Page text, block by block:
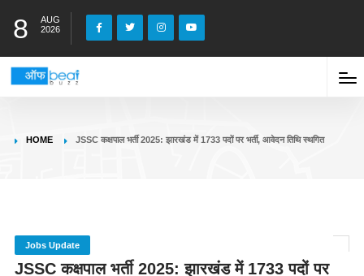
8
AUG
2026
HOME JSSC कक्षपाल भर्ती 2025: झारखंड में 1733 पदों पर भर्ती, आवेदन तिथि स्थगित
Jobs Update
JSSC कक्षपाल भर्ती 2025: झारखंड में 1733 पदों पर